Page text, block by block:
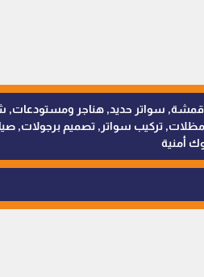
حدائق, سواتر اقمشة, سواتر حديد, هناجر
تركيب سواتر, تصميم برجولات,
أمنية